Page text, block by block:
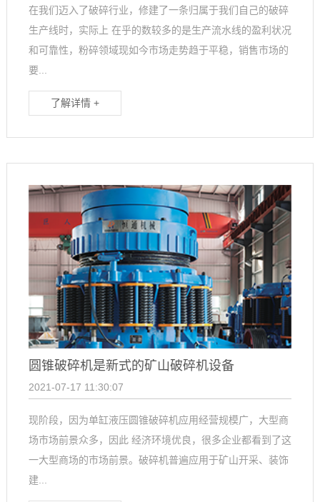
在我们迈入了破碎行业，修建了一条归属于我们自己的破碎
生产线时，实际上 在乎的数较多的是生产流水线的盈利状况
和可靠性，粉碎领域现如今市场走势趋于平稳，销售市场的
要...
了解详情 +
圆锥破碎机是新式的矿山破碎机设备
2021-07-17 11:30:07
现阶段，因为单缸液压圆锥破碎机应用经营规模广，大型商
场市场前景众多，因此 经济环境优良，很多企业都看到了这
一大型商场的市场前景。破碎机普遍应用于矿山开采、装饰
建...